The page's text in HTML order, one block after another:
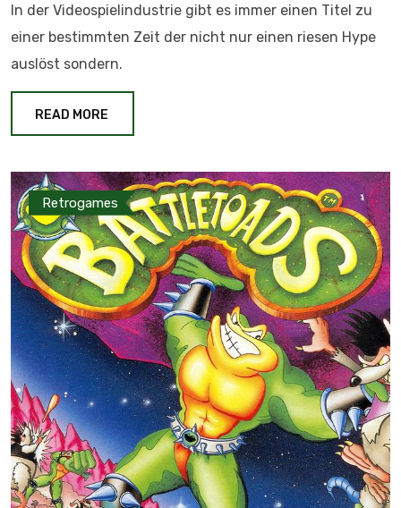
In der Videospielindustrie gibt es immer einen Titel zu
einer bestimmten Zeit der nicht nur einen riesen Hype
auslöst sondern.
READ MORE
Retrogames